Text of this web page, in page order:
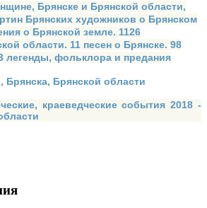
Брянске и Брянской области,
Брянских художников о Брянском
о Брянской земле. 1126
области. 11 песен о Брянске. 98
фольклора и предания
Брянской области
краеведческие события 2018 -